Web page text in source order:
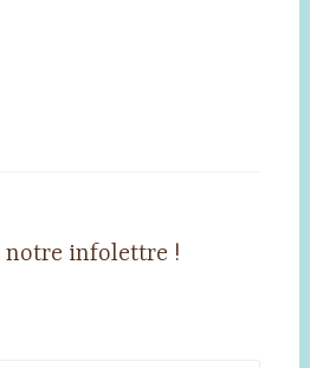
notre infolettre !